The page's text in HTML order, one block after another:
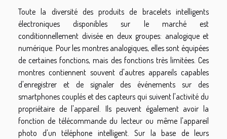
Toute la diversité des produits de bracelets intelligents
électroniques disponibles sur le marché est
conditionnellement divisée en deux groupes: analogique et
numérique. Pour les montres analogiques, elles sont équipées
de certaines fonctions, mais des fonctions très limitées. Ces
montres contiennent souvent d'autres appareils capables
d'enregistrer et de signaler des événements sur des
smartphones couplés et des capteurs qui suivent l'activité du
propriétaire de l'appareil. Ils peuvent également avoir la
fonction de télécommande du lecteur ou même l'appareil
photo d'un téléphone intelligent. Sur la base de leurs